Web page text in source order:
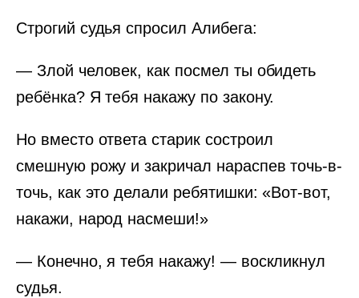
Строгий судья спросил Алибега:
— Злой человек, как посмел ты обидеть
ребёнка? Я тебя накажу по закону.
Но вместо ответа старик состроил
смешную рожу и закричал нараспев точь-в-
точь, как это делали ребятишки: «Вот-вот,
накажи, народ насмеши!»
— Конечно, я тебя накажу! — воскликнул
судья.